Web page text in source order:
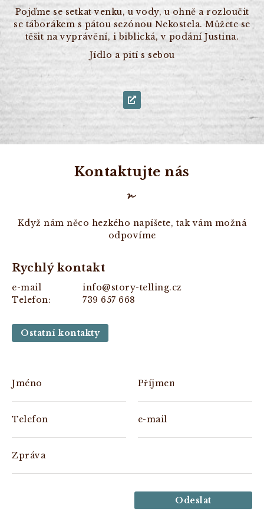
Pojďme se setkat venku, u vody, u ohně a rozloučit
se táborákem s pátou sezónou Nekostela. Můžete se
těšit na vyprávění, i biblická, v podání Justina.
Jídlo a pití s sebou
Kontaktujte nás
Když nám něco hezkého napíšete, tak vám možná
odpovíme
Rychlý kontakt
e-mail
info@story-telling.cz
Telefon:
739 657 668
Ostatní kontakty
Jméno Příjmení
Telefon e-mail
Zpráva
Odeslat